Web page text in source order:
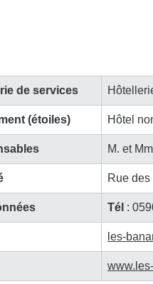
de services
(étoiles) Hôtel
M. et
Rue
Tél :
les-